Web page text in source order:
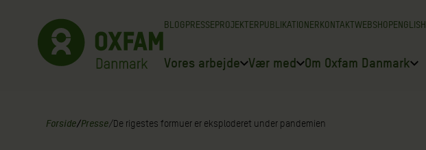
indhold
BLOGPRESSEPROJEKTERPUBLIKATIONERKONTAKTWEBSHOPENGLISH
Vores arbejde Vær med Om Oxfam Danmark
Forside/Presse/De rigestes formuer er eksploderet under pandemien